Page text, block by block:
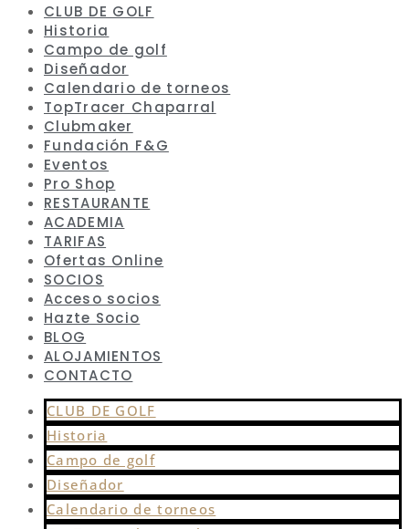
CLUB DE GOLF
Historia
Campo de golf
Diseñador
Calendario de torneos
TopTracer Chaparral
Clubmaker
Fundación F&G
Eventos
Pro Shop
RESTAURANTE
ACADEMIA
TARIFAS
Ofertas Online
SOCIOS
Acceso socios
Hazte Socio
BLOG
ALOJAMIENTOS
CONTACTO
CLUB DE GOLF
Historia
Campo de golf
Diseñador
Calendario de torneos